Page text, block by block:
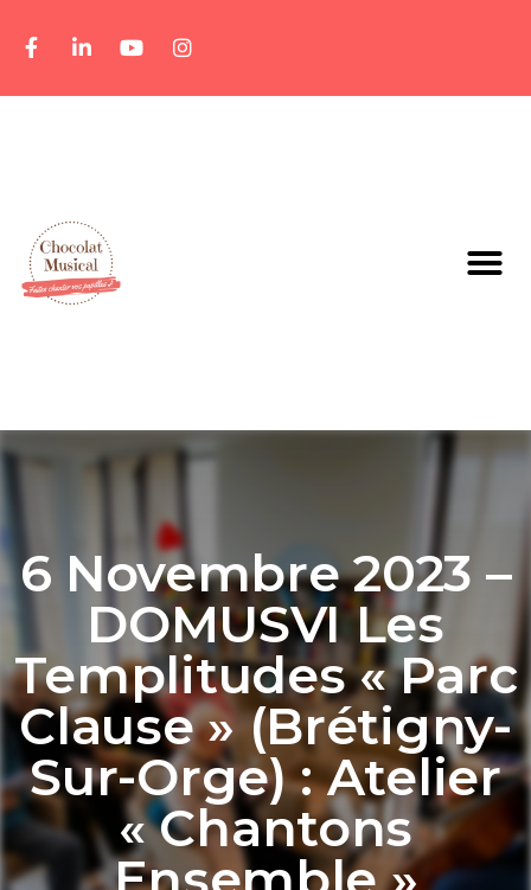
6 Novembre 2023 –
DOMUSVI Les
Templitudes « Parc
Clause » (Brétigny-
Sur-Orge) : Atelier
« Chantons